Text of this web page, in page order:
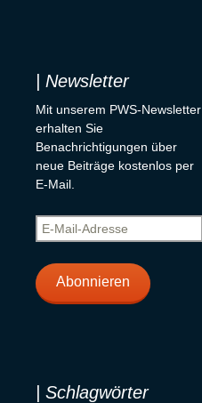
| Newsletter
Mit unserem PWS-Newsletter
erhalten Sie
Benachrichtigungen über
neue Beiträge kostenlos per
E-Mail.
E-
Mail-
Adresse
Abonnieren
| Schlagwörter